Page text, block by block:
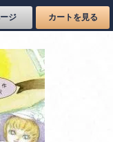
ジ カートを見る